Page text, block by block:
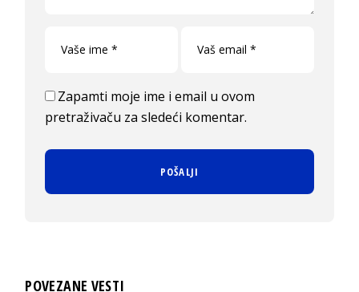
Zapamti moje ime i email u ovom
pretraživaču za sledeći komentar.
POVEZANE VESTI